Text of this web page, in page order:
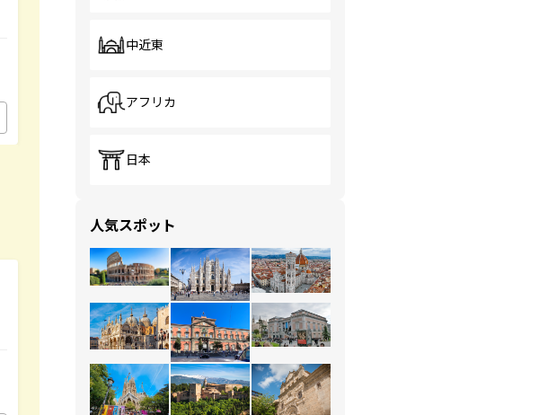
中近東
アフリカ
日本
人気スポット